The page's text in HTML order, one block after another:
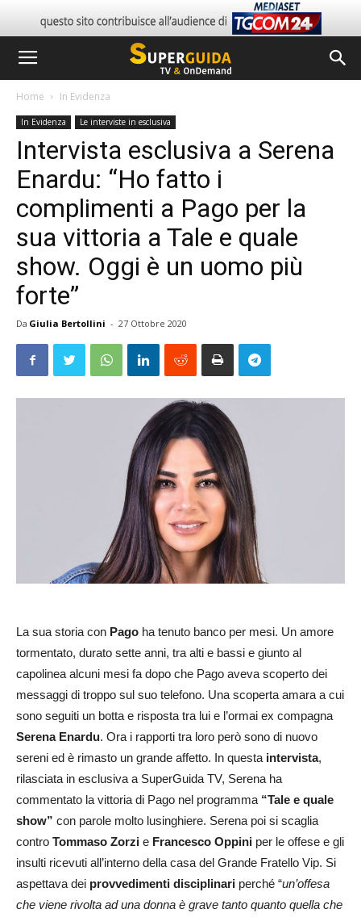
Home In Evidenza
In Evidenza Le interviste in esclusiva
Intervista esclusiva a Serena
Enardu: “Ho fatto i
complimenti a Pago per la
sua vittoria a Tale e quale
show. Oggi è un uomo più
forte”
Da Giulia Bertollini - 27 Ottobre 2020
La sua storia con Pago ha tenuto banco per mesi. Un amore
tormentato, durato sette anni, tra alti e bassi e giunto al
capolinea alcuni mesi fa dopo che Pago aveva scoperto dei
messaggi di troppo sul suo telefono. Una scoperta amara a cui
sono seguiti un botta e risposta tra lui e l’ormai ex compagna
Serena Enardu. Ora i rapporti tra loro però sono di nuovo
sereni ed è rimasto un grande affetto. In questa intervista,
rilasciata in esclusiva a SuperGuida TV, Serena ha
commentato la vittoria di Pago nel programma “Tale e quale
show” con parole molto lusinghiere. Serena poi si scaglia
contro Tommaso Zorzi e Francesco Oppini per le offese e gli
insulti ricevuti all’interno della casa del Grande Fratello Vip. Si
aspettava dei provvedimenti disciplinari perché “un’offesa
che viene rivolta ad una donna è grave tanto quanto quella che